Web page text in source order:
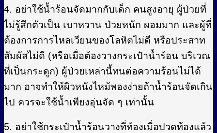
4. อย่าใช้น้ำร้อนจัดมากกับเด็ก คนสูงอายุ ผู้ป่วยที่
ไม่รู้สึกตัวเป็น เบาหวาน ป่วยหนัก ผอมมาก และผู้ที่
ต้องการการไหลเวียนของโลหิตไม่ดี หรือประสาท
สัมผัสไม่ดี (หรือเมื่อต้องวางกระเป๋าน้ำร้อน บริเวณ
ที่เป็นกระดูก) ผู้ป่วยเหล่านี้ทนต่อความร้อนไม่ได้
มาก อาจทำให้ผิวหนังไหม้พองง่ายถ้าน้ำร้อนจัดเกิน
ไป ควรจะใช้น้ำเพียงอุ่นจัด ๆ เท่านั้น
5. อย่าใช้กระเป๋าน้ำร้อนวางที่ท้องเมื่อปวดท้องแล้ว